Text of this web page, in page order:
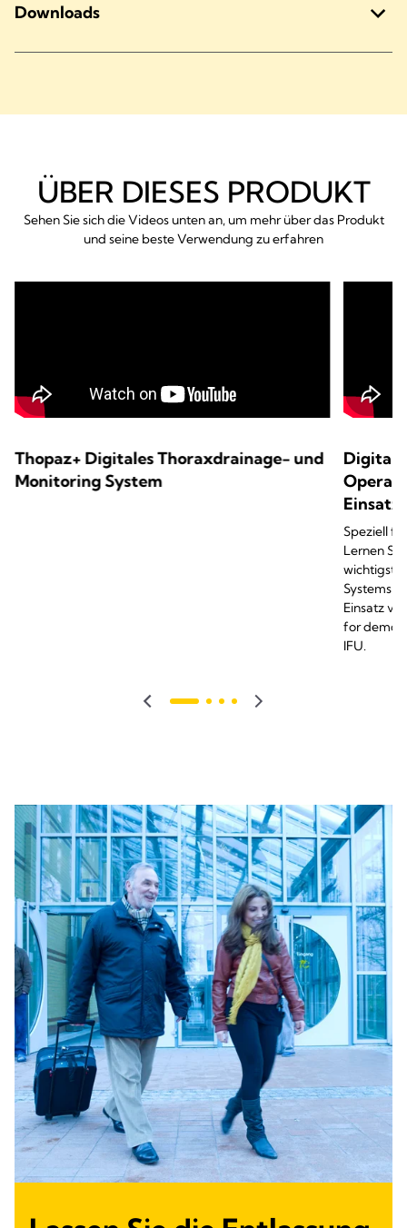
Downloads
ÜBER DIESES PRODUKT
Sehen Sie sich die Videos unten an, um mehr über das Produkt
und seine beste Verwendung zu erfahren
Thopaz+ Digitales Thoraxdrainage- und
Monitoring System
Einsatz
Speziell
Lernen
Systems
Einsatz
for
IFU.